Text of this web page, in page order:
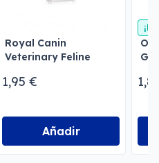
Royal Canin
Veterinary Feline
salsa
1,95 €
Añadir